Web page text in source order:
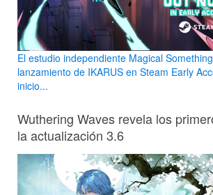
El estudio independiente Magical
lanzamiento de IKARUS en Steam Early
inicio...
Wuthering Waves revela los
la actualización 3.6